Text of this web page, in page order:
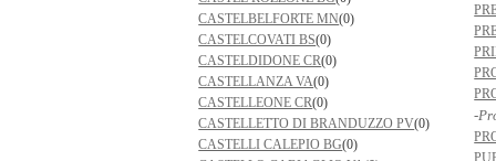
CASTELBELFORTE MN(0)
CASTELCOVATI BS(0)
CASTELDIDONE CR(0)
CASTELLANZA VA(0)
CASTELLEONE CR(0)
CASTELLETTO DI BRANDUZZO PV(0)
CASTELLI CALEPIO BG(0)
-